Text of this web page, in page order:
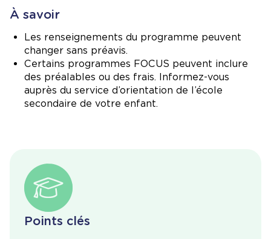
À savoir
Les renseignements du programme peuvent
changer sans préavis.
Certains programmes FOCUS peuvent inclure
des préalables ou des frais. Informez-vous
auprès du service d’orientation de l’école
secondaire de votre enfant.
Points clés